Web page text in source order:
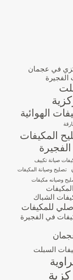
في عجمان
الهوائية
المكيفات
صيانة تكييف
تصليح وصيانة المكيفات
وصيانه مكيفات
الشباك
للمكيفات
في الفجيرة
السبلت